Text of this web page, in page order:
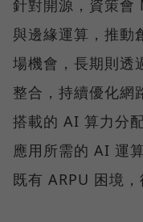
針對開源，資策會
與邊緣運算，推動
場機會，長期則透
整合，持續優化網
搭載的 AI 算力分
應用所需的 AI 運
既有 ARPU 困境，